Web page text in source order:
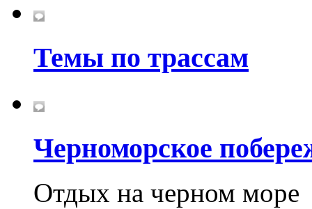
Темы по трассам
Черноморское
Отдых на черном море